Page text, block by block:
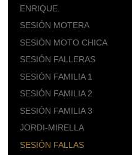
ENRIQUE.
SESIÓN MOTERA
SESIÓN MOTO CHICA
SESIÓN FALLERAS
SESIÓN FAMILIA 1
SESIÓN FAMILIA 2
SESIÓN FAMILIA 3
JORDI-MIRELLA
SESIÓN FALLAS